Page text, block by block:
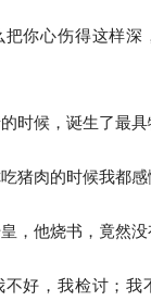
把你心伤得这样
时候，诞生了最具
猪肉的时候我都
，他烧书，竟然没
不好，我检讨；